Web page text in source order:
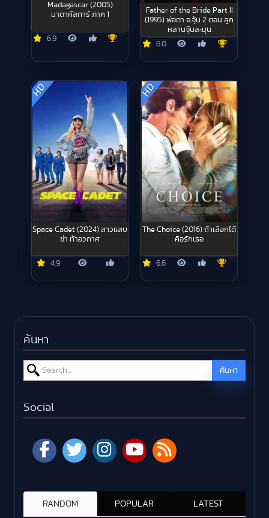
Madagascar (2005)
มาดากัสการ์ ภาค 1
6.9
Father of the Bride Part II
(1995) พ่อตา จ.จุ้น 2 ตอน ลูก
หลานจุ้นละมุน
6.0
HD
Space Cadet (2024) สาวแสบ
ซ่า ท้าอวกาศ
4.9
HD
The Choice (2016) ถ้าเลือกได้
คือรักเธอ
6.6
ค้นหา
Search for: ค้นหา
Social
RANDOM POPULAR LATEST